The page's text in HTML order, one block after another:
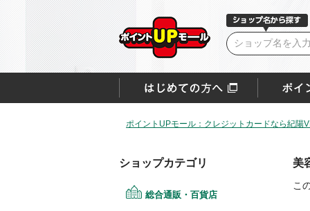
ポイントUPモール：クレジットカードなら紀陽
ショップカテゴリ
総合通販・百貨店
美
こ